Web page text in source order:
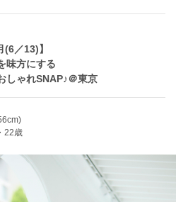
(6／13)】
味方にする
しゃれSNAP♪＠東京
22歳